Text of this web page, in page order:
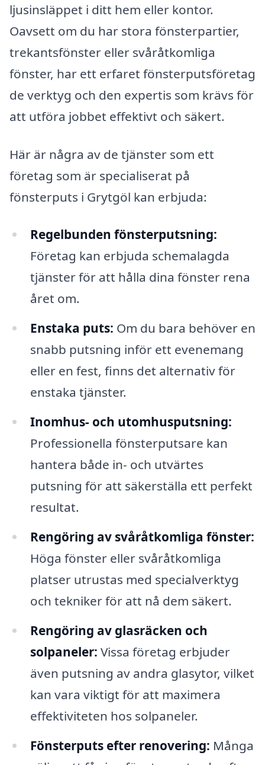
ljusinsläppet i ditt hem eller kontor.
Oavsett om du har stora fönsterpartier,
trekantsfönster eller svåråtkomliga
fönster, har ett erfaret fönsterputsföretag
de verktyg och den expertis som krävs för
att utföra jobbet effektivt och säkert.
Här är några av de tjänster som ett
företag som är specialiserat på
fönsterputs i Grytgöl kan erbjuda:
Regelbunden fönsterputsning:
Företag kan erbjuda schemalagda
tjänster för att hålla dina fönster rena
året om.
Enstaka puts: Om du bara behöver en
snabb putsning inför ett evenemang
eller en fest, finns det alternativ för
enstaka tjänster.
Inomhus- och utomhusputsning:
Professionella fönsterputsare kan
hantera både in- och utvärtes
putsning för att säkerställa ett perfekt
resultat.
Rengöring av svåråtkomliga fönster:
Höga fönster eller svåråtkomliga
platser utrustas med specialverktyg
och tekniker för att nå dem säkert.
Rengöring av glasräcken och
solpaneler: Vissa företag erbjuder
även putsning av andra glasytor, vilket
kan vara viktigt för att maximera
effektiviteten hos solpaneler.
Fönsterputs efter renovering: Många